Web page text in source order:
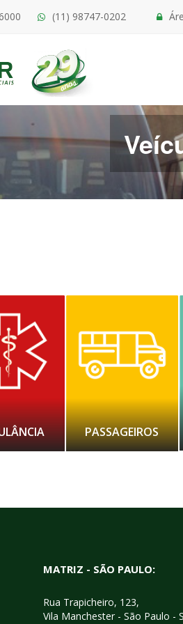
(11) 98747-0202
PASSAGEIROS
MATRIZ - SÃO PAULO:
Rua Trapicheiro, 123,
Vila Manchester - São Paulo -